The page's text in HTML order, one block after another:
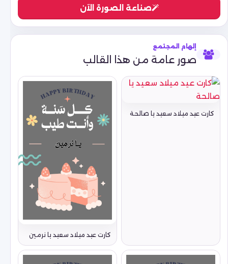
صناعة الصورة الآن
إلهام المجتمع
صور عامة من هذا القالب
كارت عيد ميلاد سعيد يا صالحة
كارت عيد ميلاد سعيد يا نرمين